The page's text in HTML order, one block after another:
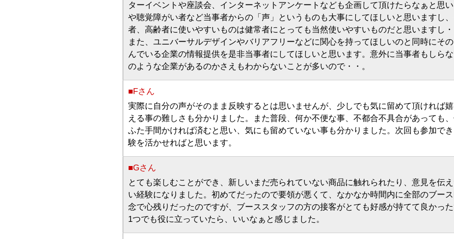
ターイベントや座談会、インターネットアンケートなども企画して頂けたらなぁと思
や聴覚障がい者など当事者からの「声」というものも大事にしてほしいと思いますし
者、高齢者に使いやすいものは健常者にとっても当然使いやすいものだと思いますし・
また、ユニバーサルデザインやバリアフリーなどに関心を持ってほしいのと同時にそ
んでいる企業の情報提供を是非当事者にしてほしいと思います。意外に当事者もしら
のような企業があるのかさえもわからないことが多いので・・。
■Fさん
実際に自分の声がそのまま反映するとは思いませんが、少しでも気に留めて頂ければ
える事の難しさも分かりました。また普段、何か不便な事、不都合不具合があっても
ふた手間かければ済むと思い、気にも留めていない事も分かりました。次回も参加で
験を活かせればと思います。
■Gさん
とても楽しむことができ、新しいまだ売られていない商品に触れられたり、意見を伝
い経験になりました。初めてだったので要領が悪くて、なかなか時間内に全部のブー
念で心残りだったのですが、ブーススタッフの方の接客がとても好感が持てて良かっ
1つでも役に立っていたら、いいなぁと感じました。